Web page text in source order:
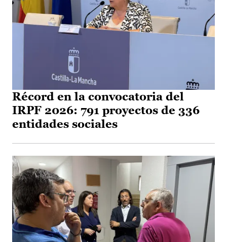
Récord en la convocatoria del
IRPF 2026: 791 proyectos de 336
entidades sociales